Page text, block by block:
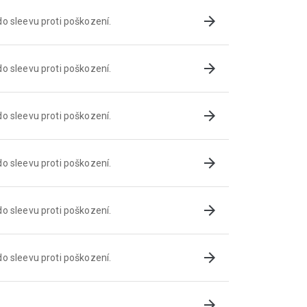
sleevu proti poškození. arrow_forward
sleevu proti poškození. arrow_forward
sleevu proti poškození. arrow_forward
sleevu proti poškození. arrow_forward
sleevu proti poškození. arrow_forward
sleevu proti poškození. arrow_forward